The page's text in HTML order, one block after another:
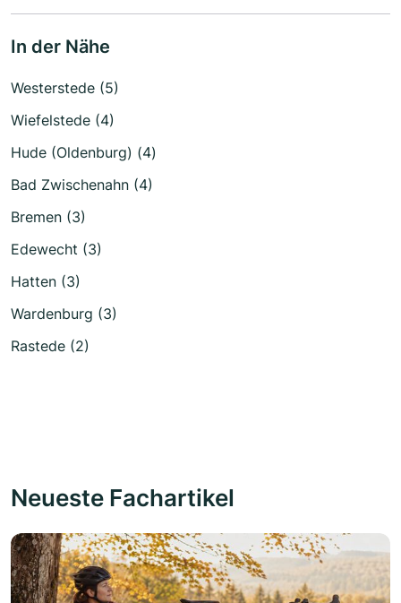
In der Nähe
Westerstede (5)
Wiefelstede (4)
Hude (Oldenburg) (4)
Bad Zwischenahn (4)
Bremen (3)
Edewecht (3)
Hatten (3)
Wardenburg (3)
Rastede (2)
Neueste Fachartikel